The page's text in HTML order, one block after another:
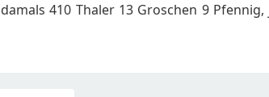
410 Thaler 13 Groschen 9